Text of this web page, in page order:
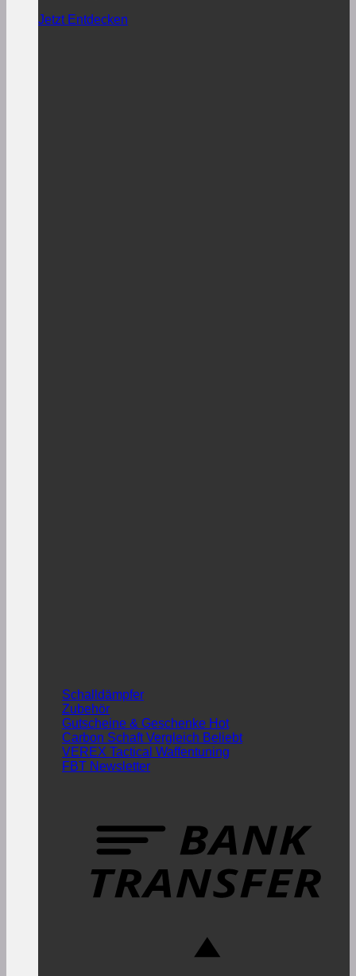
Jetzt Entdecken
Schalldämpfer
Zubehör
Gutscheine & Geschenke
Carbon Schaft Vergleich
VEREX Tactical Waffentuning
FBT Newsletter